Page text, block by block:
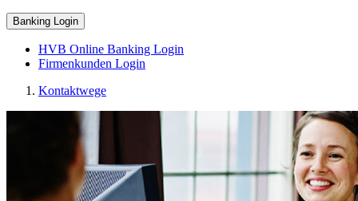
Banking Login
HVB Online Banking Login
Firmenkunden Login
Kontaktwege